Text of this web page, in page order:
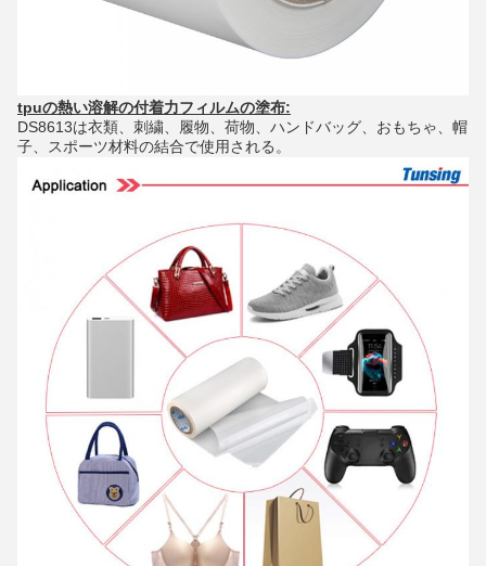
tpuの熱い溶解の付着力フィルムの塗布:
DS8613は衣類、刺繍、履物、荷物、ハンドバッグ、おもちゃ、帽
子、スポーツ材料の結合で使用される。